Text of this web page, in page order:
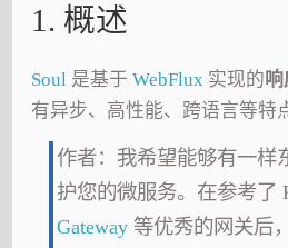
1. 概述
Soul 是基于WebFlux 实现的响
有异步、高性能、跨语言等特
作者：我希望能够有一样
护您的微服务。在参考了
Gateway 等优秀的网关后